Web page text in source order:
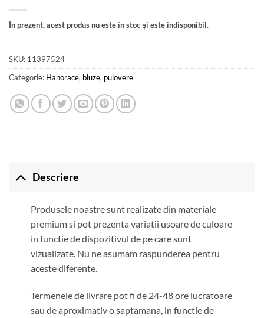
În prezent, acest produs nu este în stoc și este indisponibil.
SKU: 11397524
Categorie: Hanorace, bluze, pulovere
Descriere
Produsele noastre sunt realizate din materiale
premium si pot prezenta variatii usoare de culoare
in functie de dispozitivul de pe care sunt
vizualizate. Nu ne asumam raspunderea pentru
aceste diferente.
Termenele de livrare pot fi de 24-48 ore lucratoare
sau de aproximativ o saptamana, in functie de